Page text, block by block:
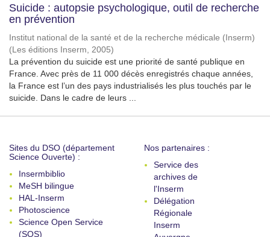
Suicide : autopsie psychologique, outil de recherche
en prévention
Institut national de la santé et de la recherche médicale (Inserm)
(Les éditions Inserm, 2005)
La prévention du suicide est une priorité de santé publique en
France. Avec près de 11 000 décès enregistrés chaque années,
la France est l’un des pays industrialisés les plus touchés par le
suicide. Dans le cadre de leurs ...
Sites du DSO (département
Science Ouverte) :
Insermbiblio
MeSH bilingue
HAL-Inserm
Photoscience
Science Open Service
(SOS)
Nos partenaires :
Service des
archives de
l'Inserm
Délégation
Régionale
Inserm